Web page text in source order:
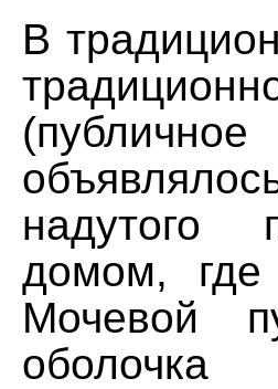
В
надутого
домом, где
Мочевой